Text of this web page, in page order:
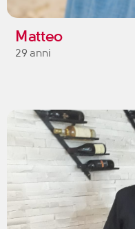
Matteo
29 anni